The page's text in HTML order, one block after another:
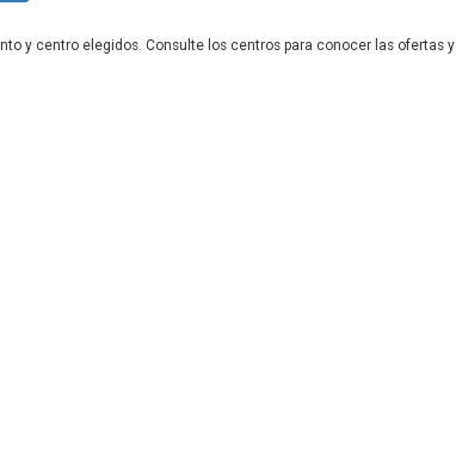
y centro elegidos. Consulte los centros para conocer las ofertas y